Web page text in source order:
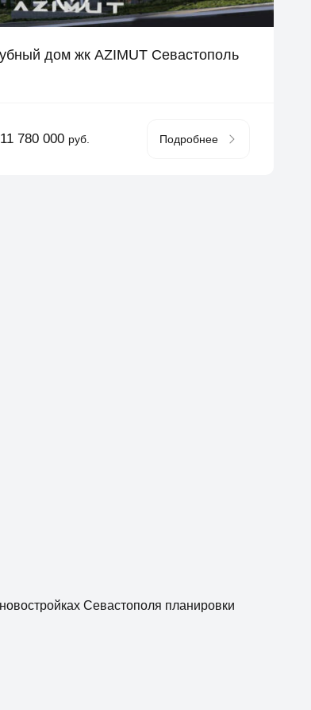
дом жк AZIMUT Севастополь
780 000 руб. Подробнее
Севастополя планировки